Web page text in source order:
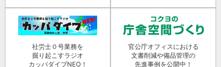
社労士０号業務を
掘り起こすラジオ
カッパダイブNEO！
官公庁オフィスにおける
文書削減や備品管理の
先進事例を公開中！